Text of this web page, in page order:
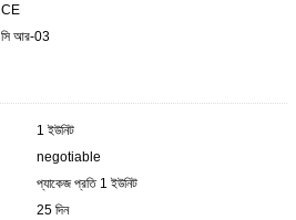
CE
সি আর-03
1 ইউনিট
negotiable
প্যাকেজ প্রতি 1 ইউনিট
25 দিন